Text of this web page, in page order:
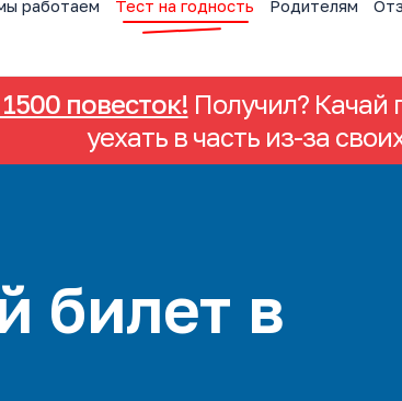
работаем Тест на годность Родителям
повесток! Получил? Качай
уехать в часть из-за
билет в